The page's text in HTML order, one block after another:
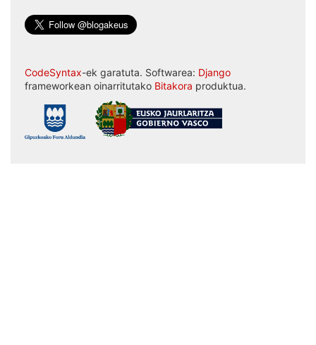
CodeSyntax-ek garatuta. Softwarea: Django
frameworkean oinarritutako Bitakora produktua.